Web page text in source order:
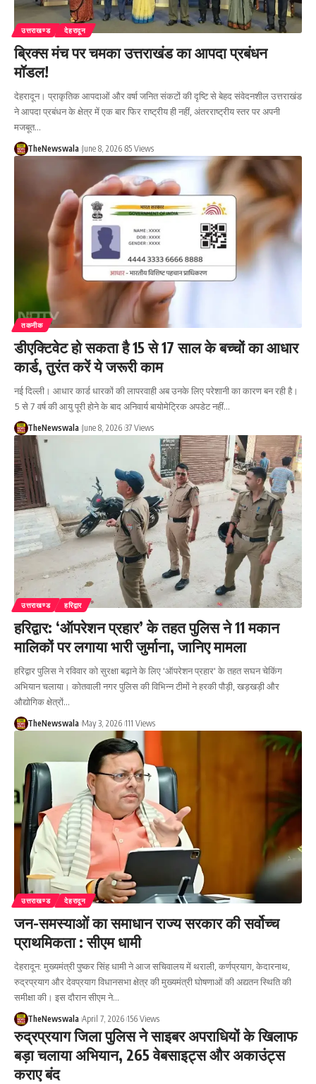
उत्तराखण्ड देहरादून
ब्रिक्स मंच पर चमका उत्तराखंड का आपदा प्रबंधन
मॉडल!
देहरादून। प्राकृतिक आपदाओं और वर्षा जनित संकटों की दृष्टि से बेहद संवेदनशील उत्तराखंड
ने आपदा प्रबंधन के क्षेत्र में एक बार फिर राष्ट्रीय ही नहीं, अंतरराष्ट्रीय स्तर पर अपनी
मजबूत…
TheNewswala June 8, 2026 85 Views
तकनीक
डीएक्टिवेट हो सकता है 15 से 17 साल के बच्चों का आधार
कार्ड, तुरंत करें ये जरूरी काम
नई दिल्ली। आधार कार्ड धारकों की लापरवाही अब उनके लिए परेशानी का कारण बन रही है।
5 से 7 वर्ष की आयु पूरी होने के बाद अनिवार्य बायोमेट्रिक अपडेट नहीं…
TheNewswala June 8, 2026 37 Views
उत्तराखण्ड हरिद्वार
हरिद्वार: ‘ऑपरेशन प्रहार’ के तहत पुलिस ने 11 मकान
मालिकों पर लगाया भारी जुर्माना, जानिए मामला
हरिद्वार पुलिस ने रविवार को सुरक्षा बढ़ाने के लिए 'ऑपरेशन प्रहार' के तहत सघन चेकिंग
अभियान चलाया। कोतवाली नगर पुलिस की विभिन्न टीमों ने हरकी पौड़ी, खड़खड़ी और
औद्योगिक क्षेत्रों…
TheNewswala May 3, 2026 111 Views
उत्तराखण्ड देहरादून
जन-समस्याओं का समाधान राज्य सरकार की सर्वोच्च
प्राथमिकता : सीएम धामी
देहरादून: मुख्यमंत्री पुष्कर सिंह धामी ने आज सचिवालय में थराली, कर्णप्रयाग, केदारनाथ,
रुद्रप्रयाग और देवप्रयाग विधानसभा क्षेत्र की मुख्यमंत्री घोषणाओं की अद्यतन स्थिति की
समीक्षा की। इस दौरान सीएम ने…
TheNewswala April 7, 2026 156 Views
रुद्रप्रयाग जिला पुलिस ने साइबर अपराधियों के खिलाफ
बड़ा चलाया अभियान, 265 वेबसाइट्स और अकाउंट्स
कराए बंद